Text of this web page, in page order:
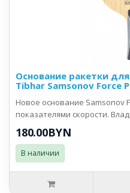
Основание ракетки
Tibhar Samsonov Force
Новое основание Samsonov
показателями скорости.
180.00BYN
В наличии